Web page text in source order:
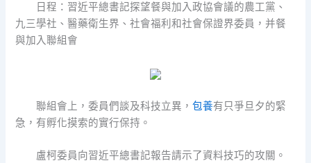
日程：習近平總書記探望餐與加入政協會議的農工黨、
九三學社、醫藥衛生界、社會福利和社會保證界委員，并餐
與加入聯組會
聯組會上，委員們談及科技立異， 包養有只爭旦夕的緊
急，有孵化摸索的實行保持。
盧柯委員向習近平總書記報告請示了資料技巧的攻關。